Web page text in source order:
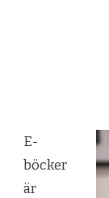
E-
böcker
är